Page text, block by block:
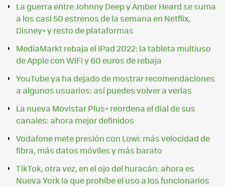
La guerra entre Johnny Deep y Amber Heard se suma
a los casi 50 estrenos de la semana en Netflix,
Disney+ y resto de plataformas
MediaMarkt rebaja el iPad 2022: la tableta multiuso
de Apple con WiFi y 60 euros de rebaja
YouTube ya ha dejado de mostrar recomendaciones
a algunos usuarios: así puedes volver a verlas
La nueva Movistar Plus+ reordena el dial de sus
canales: ahora mejor definidos
Vodafone mete presión con Lowi: más velocidad de
fibra, más datos móviles y más barato
TikTok, otra vez, en el ojo del huracán: ahora es
Nueva York la que prohíbe el uso a los funcionarios